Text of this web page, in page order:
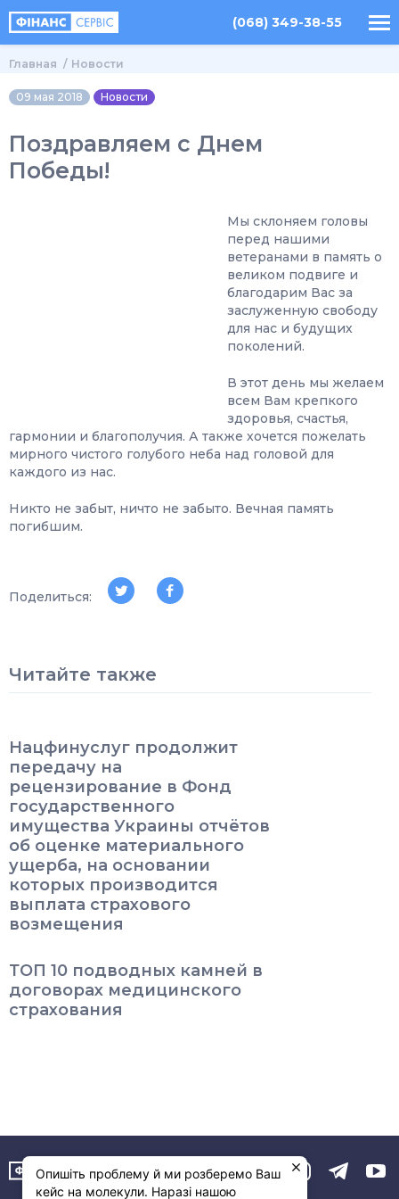
(068) 349-38-55
Главная Новости
09 мая 2018 Новости
Поздравляем с Днем
Победы!
Мы склоняем головы
перед нашими
ветеранами в память о
великом подвиге и
благодарим Вас за
заслуженную свободу
для нас и будущих
поколений.
В этот день мы желаем
всем Вам крепкого
здоровья, счастья,
гармонии и благополучия. А также хочется пожелать
мирного чистого голубого неба над головой для
каждого из нас.
Никто не забыт, ничто не забыто. Вечная память
погибшим.
Поделиться:
Читайте также
Нацфинуслуг продолжит
передачу на
рецензирование в Фонд
государственного
имущества Украины отчётов
об оценке материального
ущерба, на основании
которых производится
выплата страхового
возмещения
ТОП 10 подводных камней в
договорах медицинского
страхования
Опишіть проблему й ми розберемо Ваш
кейс на молекули. Наразі нашою